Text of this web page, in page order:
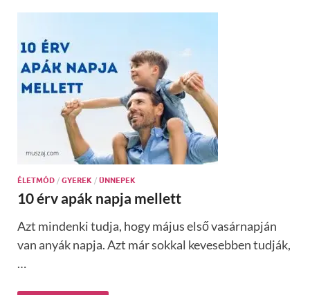
ÉLETMÓD / GYEREK / ÜNNEPEK
10 érv apák napja mellett
Azt mindenki tudja, hogy május első vasárnapján
van anyák napja. Azt már sokkal kevesebben tudják,
…